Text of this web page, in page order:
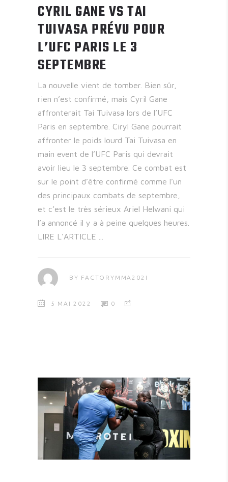
CYRIL GANE VS TAI
TUIVASA PRÉVU POUR
L’UFC PARIS LE 3
SEPTEMBRE
La nouvelle vient de tomber. Bien sûr,
rien n’est confirmé, mais Cyril Gane
affronterait Tai Tuivasa lors de l’UFC
Paris en septembre. Ciryl Gane pourrait
affronter le poids lourd Tai Tuivasa en
main event de l’UFC Paris qui devrait
avoir lieu le 3 septembre. Ce combat est
sur le point d’être confirmé comme l’un
des principaux combats de septembre,
et c’est le très sérieux Ariel Helwani qui
l’a annoncé il y a à peine quelques heures.
LIRE L'ARTICLE
BY FACTORYMMA202I
5 MAI 2022 0